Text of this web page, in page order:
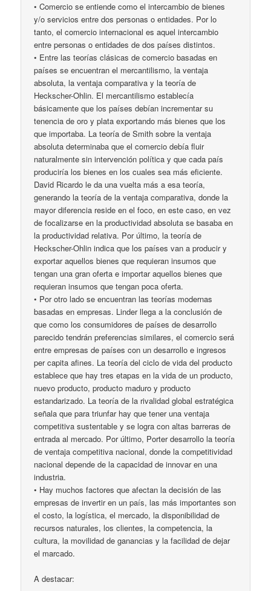
• Comercio se entiende como el intercambio de bienes
y/o servicios entre dos personas o entidades. Por lo
tanto, el comercio internacional es aquel intercambio
entre personas o entidades de dos países distintos.
• Entre las teorías clásicas de comercio basadas en
países se encuentran el mercantilismo, la ventaja
absoluta, la ventaja comparativa y la teoría de
Heckscher-Ohlin. El mercantilismo establecía
básicamente que los países debían incrementar su
tenencia de oro y plata exportando más bienes que los
que importaba. La teoría de Smith sobre la ventaja
absoluta determinaba que el comercio debía fluir
naturalmente sin intervención política y que cada país
produciría los bienes en los cuales sea más eficiente.
David Ricardo le da una vuelta más a esa teoría,
generando la teoría de la ventaja comparativa, donde la
mayor diferencia reside en el foco, en este caso, en vez
de focalizarse en la productividad absoluta se basaba en
la productividad relativa. Por último, la teoría de
Heckscher-Ohlin indica que los países van a producir y
exportar aquellos bienes que requieran insumos que
tengan una gran oferta e importar aquellos bienes que
requieran insumos que tengan poca oferta.
• Por otro lado se encuentran las teorías modernas
basadas en empresas. Linder llega a la conclusión de
que como los consumidores de países de desarrollo
parecido tendrán preferencias similares, el comercio será
entre empresas de países con un desarrollo e ingresos
per capita afines. La teoría del ciclo de vida del producto
establece que hay tres etapas en la vida de un producto,
nuevo producto, producto maduro y producto
estandarizado. La teoría de la rivalidad global estratégica
señala que para triunfar hay que tener una ventaja
competitiva sustentable y se logra con altas barreras de
entrada al mercado. Por último, Porter desarrollo la teoría
de ventaja competitiva nacional, donde la competitividad
nacional depende de la capacidad de innovar en una
industria.
• Hay muchos factores que afectan la decisión de las
empresas de invertir en un país, las más importantes son
el costo, la logística, el mercado, la disponibilidad de
recursos naturales, los clientes, la competencia, la
cultura, la movilidad de ganancias y la facilidad de dejar
el marcado.
A destacar: